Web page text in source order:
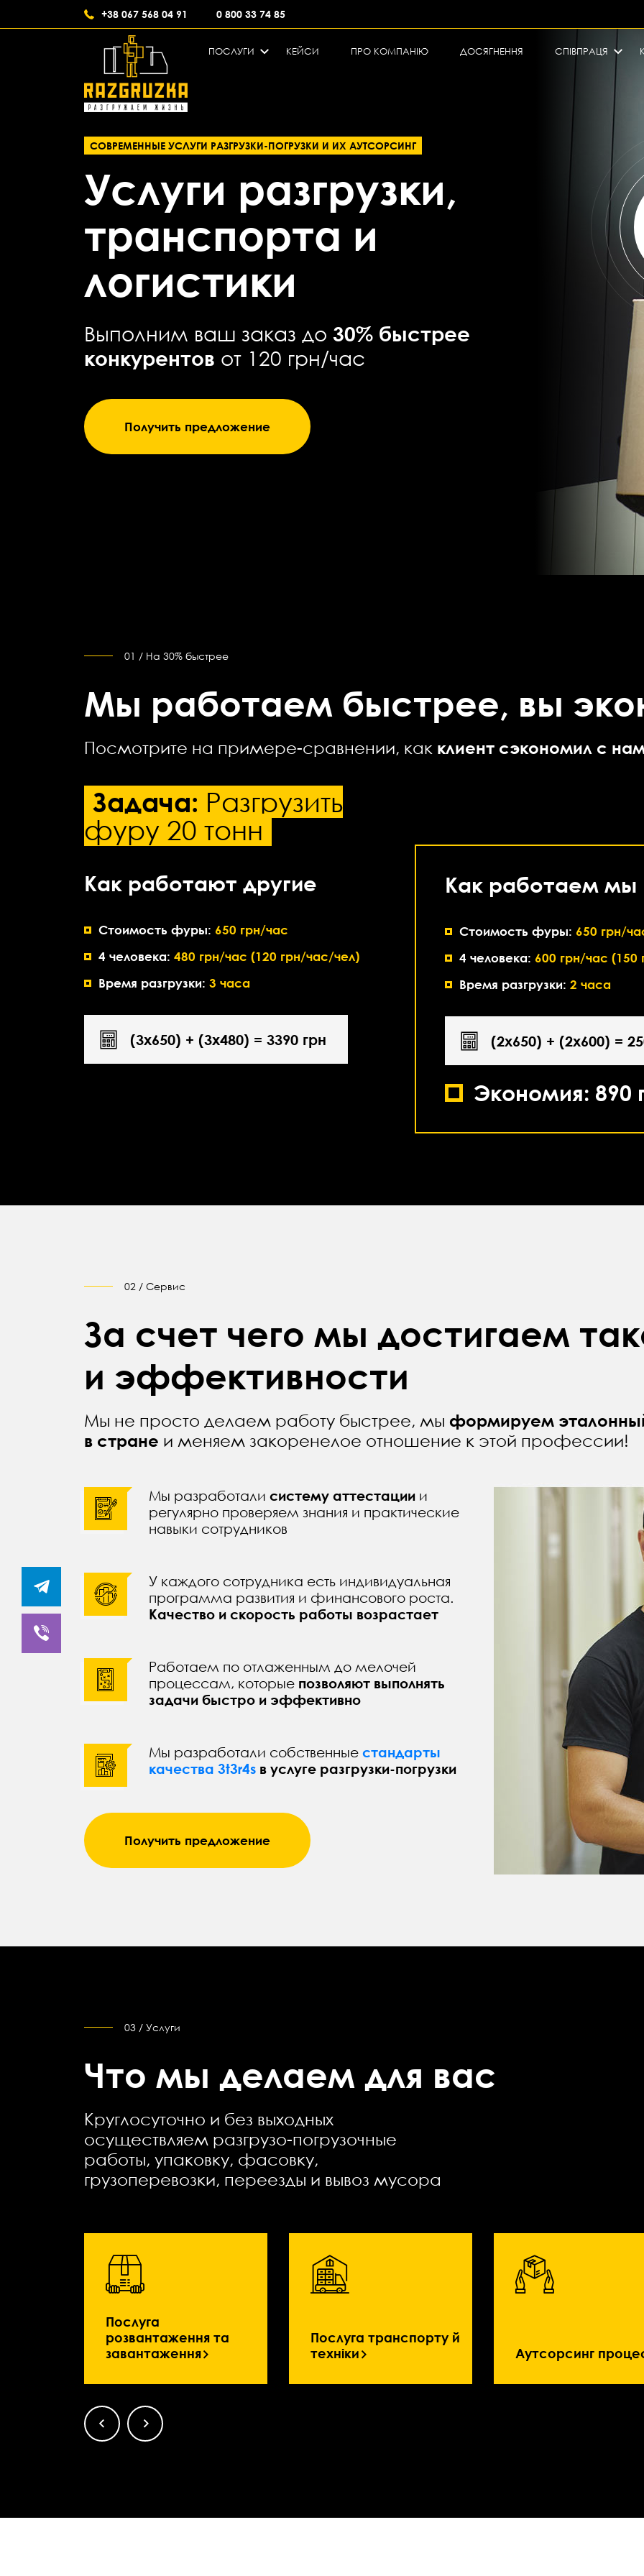
+38 067 568 04 91 0 800 33 74 85
ПОСЛУГИ КЕЙСИ ПРО КОМПАНІЮ ДОСЯГНЕННЯ СПІВПРАЦЯ
СОВРЕМЕННЫЕ УСЛУГИ РАЗГРУЗКИ-ПОГРУЗКИ И ИХ АУТСОРСИНГ
Услуги разгрузки,
транспорта и
логистики
Выполним ваш заказ до 30% быстрее
конкурентов от 120 грн/час
Получить предложение
01 / На 30% быстрее
Мы работаем быстрее, вы
Посмотрите на примере-сравнении, как клиент сэкономил с
Задача: Разгрузить
фуру 20 тонн
Как работают другие
Стоимость фуры: 650 грн/час
4 человека: 480 грн/час (120 грн/час/чел)
Время разгрузки: 3 часа
(3х650) + (3х480) = 3390 грн
Как работаем мы
Стоимость фуры: 650 грн/
4 человека: 600 грн/час (150
Время разгрузки: 2 часа
(2х650) + (2х600) =
Экономия: 890
02 / Сервис
За счет чего мы достигаем
и эффективности
Мы не просто делаем работу быстрее, мы формируем эталонный
в стране и меняем закоренелое отношение к этой профессии!
Мы разработали систему аттестации и
регулярно проверяем знания и практические
навыки сотрудников
У каждого сотрудника есть индивидуальная
программа развития и финансового роста.
Качество и скорость работы возрастает
Работаем по отлаженным до мелочей
процессам, которые позволяют выполнять
задачи быстро и эффективно
Мы разработали собственные стандарты
качества 3t3r4s в услуге разгрузки-погрузки
Получить предложение
03 / Услуги
Что мы делаем для вас
Круглосуточно и без выходных
осуществляем разгрузо-погрузочные
работы, упаковку, фасовку,
грузоперевозки, переезды и вывоз мусора
Послуга
розвантаження та
завантаження
Послуга транспорту й
техніки
Аутсорсинг